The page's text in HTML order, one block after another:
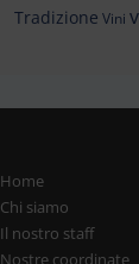
Tradizione Vini
Home
Chi siamo
Il nostro staff
Nostre coordinate